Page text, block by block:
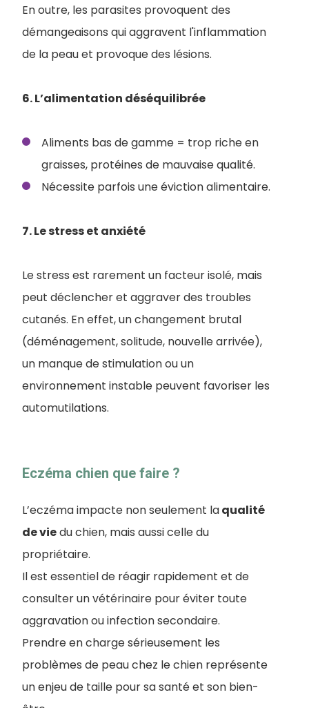
En outre, les parasites provoquent des
démangeaisons qui aggravent l'inflammation
de la peau et provoque des lésions.
6. L’alimentation déséquilibrée
Aliments bas de gamme = trop riche en
graisses, protéines de mauvaise qualité.
Nécessite parfois une éviction alimentaire.
7. Le stress et anxiété
Le stress est rarement un facteur isolé, mais
peut déclencher et aggraver des troubles
cutanés. En effet, un changement brutal
(déménagement, solitude, nouvelle arrivée),
un manque de stimulation ou un
environnement instable peuvent favoriser les
automutilations.
Eczéma chien que faire ?
L’eczéma impacte non seulement laqualité
de viedu chien, mais aussi celle du
propriétaire.
Il est essentiel de réagir rapidement et de
consulter un vétérinaire pour éviter toute
aggravation ou infection secondaire.
Prendre en charge sérieusement les
problèmes de peau chez le chien représente
un enjeu de taille pour sa santé et son bien-